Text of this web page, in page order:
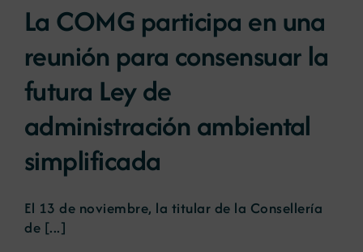
La COMG participa en una
reunión para consensuar la
futura Ley de
administración ambiental
simplificada
El 13 de noviembre, la titular de la Consellería
de [...]